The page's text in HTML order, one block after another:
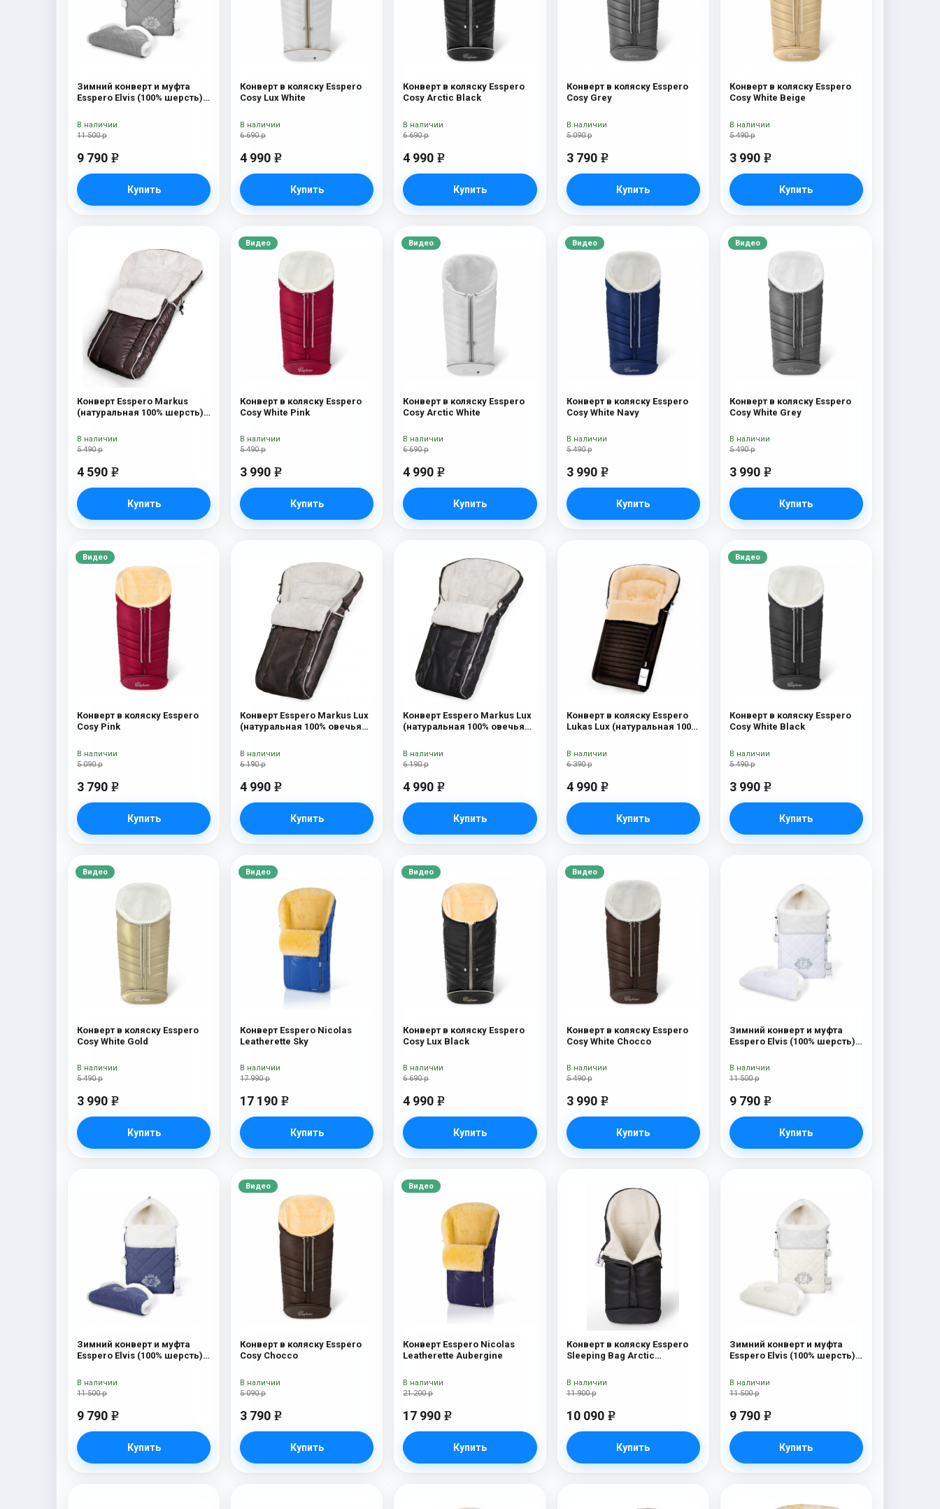
Зимний конверт и муфта
Esspero Elvis (100% шерсть)
11 500 р
9 790 e
Купить
В наличии
Конверт в коляску Esspero
Cosy Lux White
6 690 р
4 990 e
Купить
В наличии
Конверт в коляску Esspero
Cosy Arctic Black
6 690 р
4 990 e
Купить
В наличии
Конверт в коляску Esspero
Cosy Grey
5 090 р
3 790 e
Купить
В наличии
Конверт в коляску Esspero
Cosy White Beige
5 490 р
3 990 e
Купить
В наличии
Конверт Esspero Markus
(натуральная 100% шерсть)
5 490 р
4 590 e
Купить
В наличии
Видео
Конверт в коляску Esspero
Cosy White Pink
5 490 р
3 990 e
Купить
В наличии
Видео
Конверт в коляску Esspero
Cosy Arctic White
6 690 р
4 990 e
Купить
В наличии
Видео
Конверт в коляску Esspero
Cosy White Navy
5 490 р
3 990 e
Купить
В наличии
Видео
Конверт в коляску Esspero
Cosy White Grey
5 490 р
3 990 e
Купить
В наличии
Видео
Конверт в коляску Esspero
Cosy Pink
5 090 р
3 790 e
Купить
В наличии
Конверт Esspero Markus Lux
(натуральная 100% овечья
6 190 р
4 990 e
Купить
В наличии
Конверт Esspero Markus Lux
(натуральная 100% овечья
6 190 р
4 990 e
Купить
В наличии
Конверт в коляску Esspero
Lukas Lux (натуральная 100%
6 390 р
4 990 e
Купить
В наличии
Видео
Конверт в коляску Esspero
Cosy White Black
5 490 р
3 990 e
Купить
В наличии
Видео
Конверт в коляску Esspero
Cosy White Gold
5 490 р
3 990 e
Купить
В наличии
Видео
Конверт Esspero Nicolas
Leatherette Sky
17 990 р
17 190 e
Купить
В наличии
Видео
Конверт в коляску Esspero
Cosy Lux Black
6 690 р
4 990 e
Купить
В наличии
Видео
Конверт в коляску Esspero
Cosy White Chocco
5 490 р
3 990 e
Купить
В наличии
Зимний конверт и муфта
Esspero Elvis (100% шерсть)
11 500 р
9 790 e
Купить
В наличии
Зимний конверт и муфта
Esspero Elvis (100% шерсть)
11 500 р
9 790 e
Купить
В наличии
Видео
Конверт в коляску Esspero
Cosy Chocco
5 090 р
3 790 e
Купить
В наличии
Видео
Конверт Esspero Nicolas
Leatherette Aubergine
21 200 р
17 990 e
Купить
В наличии
Конверт в коляску Esspero
Sleeping Bag Arctic
Black
11 900 р
10 090 e
Купить
В наличии
Зимний конверт и муфта
Esspero Elvis (100% шерсть)
11 500 р
9 790 e
Купить
В наличии